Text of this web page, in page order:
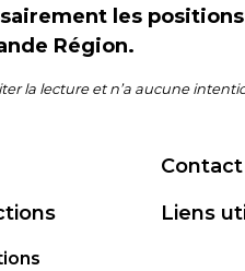
les
Région.
la lecture et n’a aucune
Contact
Liens